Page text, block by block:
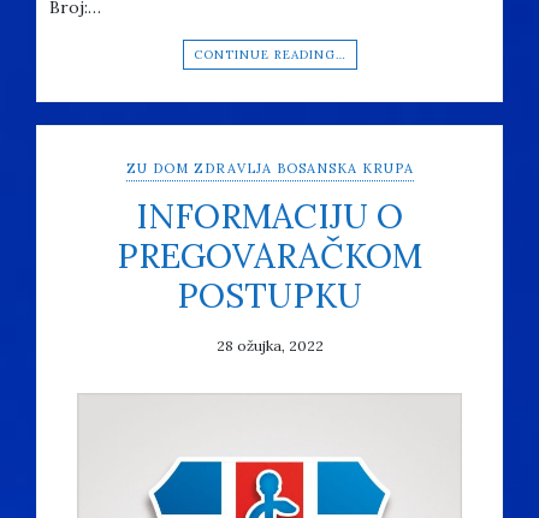
Broj:…
CONTINUE READING…
ZU DOM ZDRAVLJA BOSANSKA KRUPA
INFORMACIJU O
PREGOVARAČKOM
POSTUPKU
28 ožujka, 2022